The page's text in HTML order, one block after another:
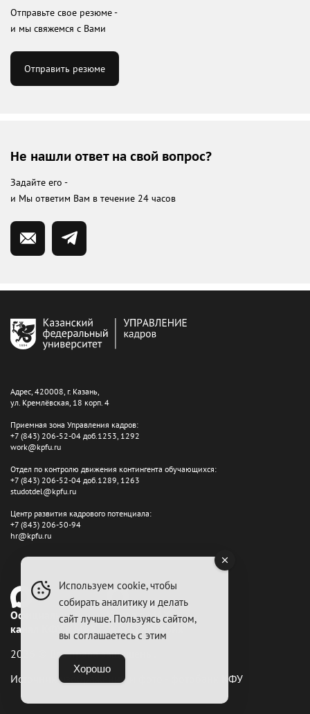
Отправьте свое резюме -
и мы свяжемся с Вами
Отправить резюме
Не нашли ответ на свой вопрос?
Задайте его -
и Мы ответим Вам в течение 24 часов
Адрес, 420008, г. Казань,
ул. Кремлёвская, 18 корп. 4
Приемная зона Управления кадров:
+7 (843) 206-52-04 доб.1253, 1292
work@kpfu.ru
Отдел по контролю движения контингента обучающихся:
+7 (843) 206-52-04 доб.1289, 1263
studotdel@kpfu.ru
Центр развития кадрового потенциала:
+7 (843) 206-50-94
hr@kpfu.ru
Официальный
канал КФУ в MAX
Канал в MAX
"КФУ для своих"
2026 © Все права защищены.
Источник изображений и фото - фотобанк КФУ
Используем cookie, чтобы
собирать аналитику и делать
сайт лучше. Пользуясь сайтом,
вы соглашаетесь с этим
Хорошо